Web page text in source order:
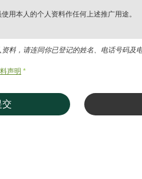
用本人的个人资料作任何上述推广用途。
料，请连同你已登记的姓名、电话号码及
声明 *
交